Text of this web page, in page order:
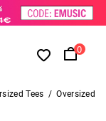
0
Tees / Oversized